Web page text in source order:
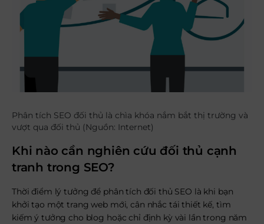
Phân tích SEO đối thủ là chìa khóa nắm bắt thị trường và
vượt qua đối thủ (Nguồn: Internet)
Khi nào cần nghiên cứu đối thủ cạnh
tranh trong SEO?
Thời điểm lý tưởng để phân tích đối thủ SEO là khi bạn
khởi tạo một trang web mới, cân nhắc tái thiết kế, tìm
kiếm ý tưởng cho blog hoặc chỉ định kỳ vài lần trong năm